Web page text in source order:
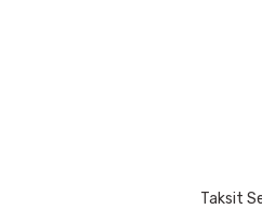
Taksit